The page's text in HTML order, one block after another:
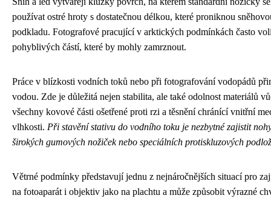
používat ostré hroty s dostatečnou délkou, které proniknou
podkladu. Fotografové pracující v arktických podmínkách často
pohyblivých částí, které by mohly zamrznout.
Práce v blízkosti vodních toků nebo při fotografování vodopádů
vodou. Zde je důležitá nejen stabilita, ale také odolnost materiálů
všechny kovové části ošetřené proti rzi a těsnění chránící vnitřní
vlhkosti. Při stavění stativu do vodního toku je nezbytné zajistit
širokých gumových nožiček nebo speciálních protiskluzových
Větrné podmínky představují jednu z nejnáročnějších situací pro
na fotoaparát i objektiv jako na plachtu a může způsobit výrazné